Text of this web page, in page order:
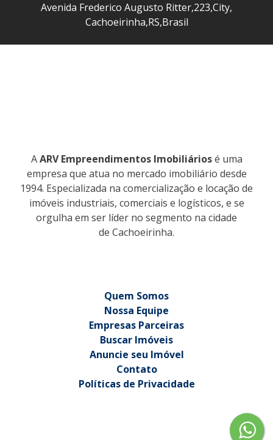
Avenida Frederico Augusto Ritter,223,City,
Cachoeirinha,RS,Brasil
AARV Empreendimentos Imobiliáriosé uma
empresa que atua no mercado imobiliário desde
1994. Especializada na comercialização e locação de
imóveis industriais, comerciais e logísticos, e se
orgulha em ser líder no segmento na cidade
de Cachoeirinha.
Quem Somos
Nossa Equipe
Empresas Parceiras
Buscar Imóveis
Anuncie seu Imóvel
Contato
Políticas de Privacidade